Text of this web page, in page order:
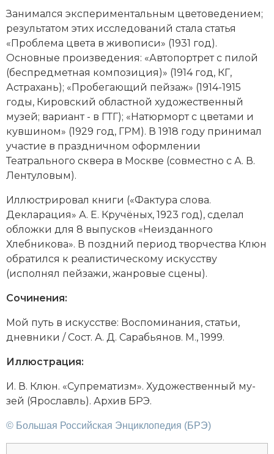
Занимался экспериментальным цветоведением;
результатом этих исследований стала статья
«Проблема цвета в живописи» (1931 год).
Основные произведения: «Автопортрет с пилой
(беспредметная композиция)» (1914 год, КГ,
Астрахань); «Пробегающий пейзаж» (1914-1915
годы, Кировский областной художественный
музей; вариант - в ГТГ); «Натюрморт с цветами и
кувшином» (1929 год, ГРМ). В 1918 году принимал
участие в праздничном оформлении
Театрального сквера в Москве (совместно с А. В.
Лен­ту­ло­вым).
Иллюстрировал книги («Фактура слова.
Декларация» А. Е. Кручёных, 1923 год), сделал
обложки для 8 выпусков «Неизданного
Хлебникова». В поздний период творчества Клюн
обратился к реалистическому искусству
(исполнял пейзажи, жанровые сцены).
Сочинения:
Мой путь в ис­кус­ст­ве: Вос­по­ми­на­ния, ста­тьи,
днев­ни­ки / Сост. А. Д. Са­рабь­я­нов. М., 1999.
Иллюстрация:
И. В. Клюн. «Су­пре­ма­тизм». Ху­до­же­ст­вен­ный му­
зей (Ярос­лавль). Архив БРЭ.
© Большая Российская Энциклопедия (БРЭ)